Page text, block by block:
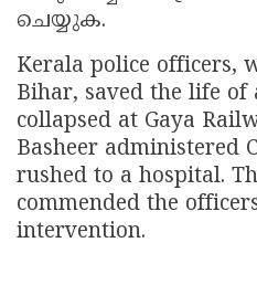
ചെയ്യുക.
Kerala police officers,
Bihar, saved the life of
collapsed at Gaya
Basheer administered
rushed to a hospital.
commended the
intervention.